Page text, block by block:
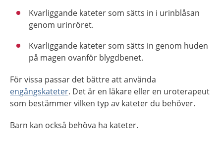
Kvarliggande kateter som sätts in i urinblåsan
genom urinröret.
Kvarliggande kateter som sätts in genom huden
på magen ovanför blygdbenet.
För vissa passar det bättre att använda
engångskateter. Det är en läkare eller en uroterapeut
som bestämmer vilken typ av kateter du behöver.
Barn kan också behöva ha kateter.